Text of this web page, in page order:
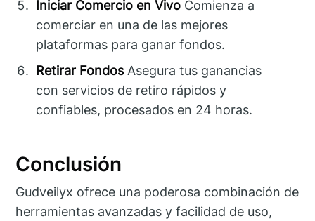
Iniciar Comercio en Vivo Comienza a
comerciar en una de las mejores
plataformas para ganar fondos.
Retirar FondosAsegura tus ganancias
con servicios de retiro rápidos y
confiables, procesados en 24 horas.
Conclusión
Gudveilyx ofrece una poderosa combinación de
herramientas avanzadas y facilidad de uso,